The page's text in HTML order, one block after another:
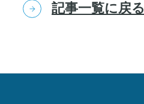
記事一覧に戻る